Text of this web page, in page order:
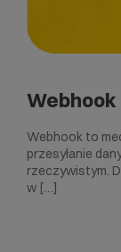
Webhook
Webhook to
przesyłanie
rzeczywistym.
w […]